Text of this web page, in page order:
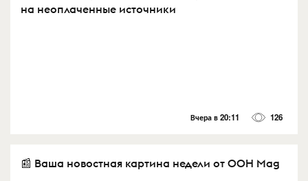
на неоплаченные источники
Вчера в 20:11 126
📰 Ваша новостная картина недели от OOH Mag